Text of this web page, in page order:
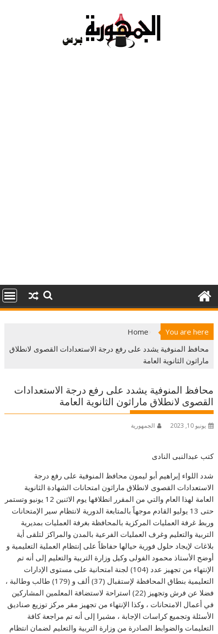
You are here
Home
محافظ المنوفية يشدد على رفع درجة الاستعدادات القصوى لانطلاق
ماراثون الثانوية العامة
محافظ المنوفية يشدد على رفع درجة الاستعدادات
القصوى لانطلاق ماراثون الثانوية العامة
يونيو 10, 2023 الجمهورية
كتب عبدالنبى النادى
شدد اللواء إبراهيم أبو ليمون محافظ المنوفية على رفع درجة
الاستعدادات القصوى لانطلاق ماراثون امتحانات الشهادة الثانوية
العامة لهذا العام والتي من المقرر انطلاقها يوم الاثنين 12 يونيو وتستمر
حتى 13 يوليو القادم موجهاً بالمتابعة الدورية لانتظام سير الإمتحانات
وربط غرفة العمليات المركزية بالمحافظة بغرفة العمليات بمديرية
التربية والتعليم وغرف العمليات الفرعية بالمدن والمراكز لتلقى أية
بلاغات لإيجاد حلول فورية حيالها حفاظاً على إنتظام العملية التعليمية و
أوضح الأستاذ محمود الفولى وكيل وزارة التربية والتعليم إلى أنه تم
الإنتهاء من تجهيز عدد (104) لجنة امتحانية على مستوى الإدارات
التعليمية بنطاق المحافظة لإستقبال (37) ألف و (179) طالب وطالبة ،
فضلا عن فرش وتجهيز (22) استراحة لاستضافة المعلمين المشاركين
في أعمال الامتحانات ، وكذا الإنتهاء من تجهيز مقر مركز توزيع صناديق
الأسئلة وتجميع كراسات الإجابة ، مشيرا إلى أنه تم مراجعة كافة
التعليمات والضوابط الصادرة من وزارة التربية والتعليم لضمان انتظام